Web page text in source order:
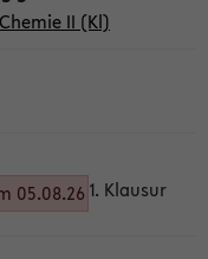
II (Kl)
05.08.26 1. Klausur